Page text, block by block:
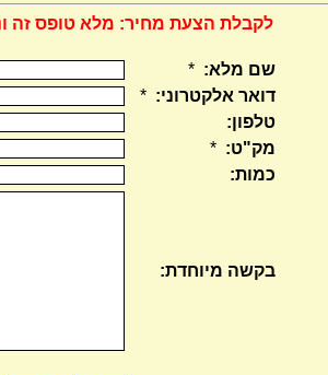
לקבלת הצעת מחיר: מלא טופס זה